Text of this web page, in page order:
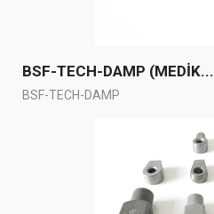
BSF-TECH-DAMP (MEDİK...
BSF-TECH-DAMP